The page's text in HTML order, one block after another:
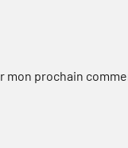
prochain